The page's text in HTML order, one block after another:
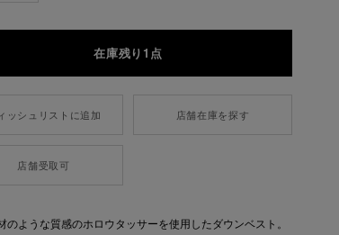
在庫残り1点
ッシュリストに追加 店舗在庫を探す
店舗受取可
のような質感のホロウタッサーを使用したダウンベスト。